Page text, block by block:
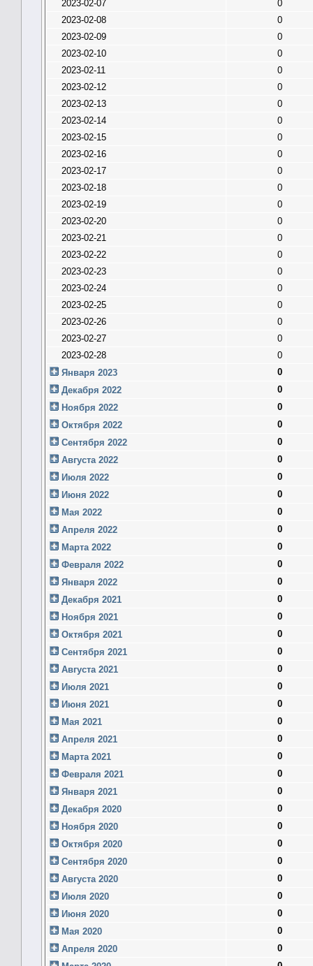
2023-02-07
0
2023-02-08
0
2023-02-09
0
2023-02-10
0
2023-02-11
0
2023-02-12
0
2023-02-13
0
2023-02-14
0
2023-02-15
0
2023-02-16
0
2023-02-17
0
2023-02-18
0
2023-02-19
0
2023-02-20
0
2023-02-21
0
2023-02-22
0
2023-02-23
0
2023-02-24
0
2023-02-25
0
2023-02-26
0
2023-02-27
0
2023-02-28
0
Января 2023
0
Декабря 2022
0
Ноября 2022
0
Октября 2022
0
Сентября 2022
0
Августа 2022
0
Июля 2022
0
Июня 2022
0
Мая 2022
0
Апреля 2022
0
Марта 2022
0
Февраля 2022
0
Января 2022
0
Декабря 2021
0
Ноября 2021
0
Октября 2021
0
Сентября 2021
0
Августа 2021
0
Июля 2021
0
Июня 2021
0
Мая 2021
0
Апреля 2021
0
Марта 2021
0
Февраля 2021
0
Января 2021
0
Декабря 2020
0
Ноября 2020
0
Октября 2020
0
Сентября 2020
0
Августа 2020
0
Июля 2020
0
Июня 2020
0
Мая 2020
0
Апреля 2020
0